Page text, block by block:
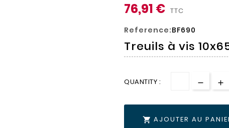
76,91 € TTC
Reference:BF690
Treuils à vis
QUANTITY :
 AJOUTER AU